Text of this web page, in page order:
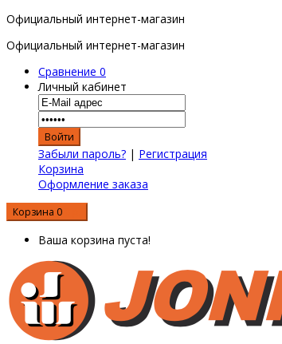
Официальный интернет-магазин
Официальный интернет-магазин
Сравнение 0
Личный кабинет
Забыли пароль? | Регистрация
Корзина
Оформление заказа
Корзина 0
Ваша корзина пуста!